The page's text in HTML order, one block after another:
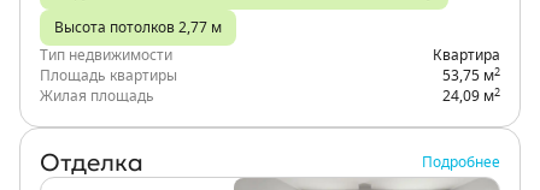
Высота потолков 2,77 м
Тип недвижимости
Квартира
Площадь квартиры
53,75 м2
Жилая площадь 24,09 м2
Отделка Подробнее